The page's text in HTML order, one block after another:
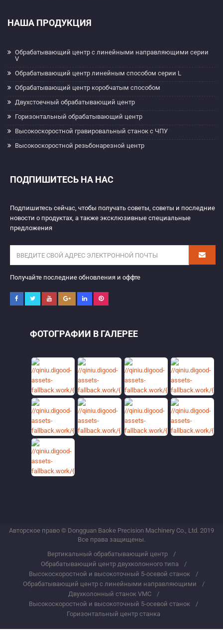
НАША ПРОДУКЦИЯ
Обрабатывающий центр с линейными направляющими серии
V
Обрабатывающий центр линейным способом серии L
Обрабатывающий центр коробчатым способом
Двухстоечный обрабатывающий центр
Горизонтальный обрабатывающий центр
Высокоскоростной гравировальный станок с ЧПУ
Высокоскоростной резьбонарезной центр
ПОДПИШИТЕСЬ НА НАС
Подпишитесь сейчас, чтобы получать советы, советы и последние
новости о продуктах, а также эксклюзивные специальные
предложения
Получайте последние обновления и оффте
ФОТОГРАФИИ В ГАЛЕРЕЕ
Авторское право © Dongguan Baoke Precision Machinery Co., Ltd. 2019
Все права защищены.
Вертикальный обрабатывающий центр
Обрабатывающий центр двухколонного типа
Высокоскоростной и высокоточный 5-осевой станок
Обрабатывающий центр с линейными направляющими
Двухколонный станок VMC
Высокоскоростной и высокоточный 5-осевой станок
Горизонтальный центр станка